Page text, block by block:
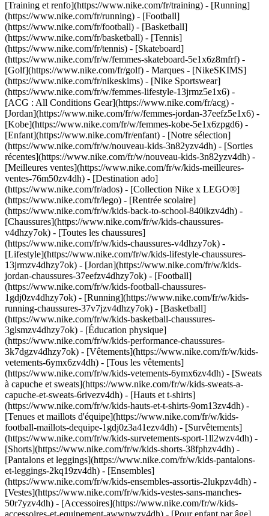
[Training et renfo](https://www.nike.com/fr/training) - [Running]
(https://www.nike.com/fr/running) - [Football]
(https://www.nike.com/fr/football) - [Basketball]
(https://www.nike.com/fr/basketball) - [Tennis]
(https://www.nike.com/fr/tennis) - [Skateboard]
(https://www.nike.com/fr/w/femmes-skateboard-5e1x6z8mfrf) -
[Golf](https://www.nike.com/fr/golf) - Marques - [NikeSKIMS]
(https://www.nike.com/fr/nikeskims) - [Nike Sportswear]
(https://www.nike.com/fr/w/femmes-lifestyle-13jrmz5e1x6) -
[ACG : All Conditions Gear](https://www.nike.com/fr/acg) -
[Jordan](https://www.nike.com/fr/w/femmes-jordan-37eefz5e1x6) -
[Kobe](https://www.nike.com/fr/w/femmes-kobe-5e1x6zpgd6) -
[Enfant](https://www.nike.com/fr/enfant) - [Notre sélection]
(https://www.nike.com/fr/w/nouveau-kids-3n82yzv4dh) - [Sorties
récentes](https://www.nike.com/fr/w/nouveau-kids-3n82yzv4dh) -
[Meilleures ventes](https://www.nike.com/fr/w/kids-meilleures-
ventes-76m50zv4dh) - [Destination ado]
(https://www.nike.com/fr/ados) - [Collection Nike x LEGO®]
(https://www.nike.com/fr/lego) - [Rentrée scolaire]
(https://www.nike.com/fr/w/kids-back-to-school-840ikzv4dh) -
[Chaussures](https://www.nike.com/fr/w/kids-chaussures-
v4dhzy7ok) - [Toutes les chaussures]
(https://www.nike.com/fr/w/kids-chaussures-v4dhzy7ok) -
[Lifestyle](https://www.nike.com/fr/w/kids-lifestyle-chaussures-
13jrmzv4dhzy7ok) - [Jordan](https://www.nike.com/fr/w/kids-
jordan-chaussures-37eefzv4dhzy7ok) - [Football]
(https://www.nike.com/fr/w/kids-football-chaussures-
1gdj0zv4dhzy7ok) - [Running](https://www.nike.com/fr/w/kids-
running-chaussures-37v7jzv4dhzy7ok) - [Basketball]
(https://www.nike.com/fr/w/kids-basketball-chaussures-
3glsmzv4dhzy7ok) - [Éducation physique]
(https://www.nike.com/fr/w/kids-performance-chaussures-
3k7dgzv4dhzy7ok) - [Vêtements](https://www.nike.com/fr/w/kids-
vetements-6ymx6zv4dh) - [Tous les vêtements]
(https://www.nike.com/fr/w/kids-vetements-6ymx6zv4dh) - [Sweats
à capuche et sweats](https://www.nike.com/fr/w/kids-sweats-a-
capuche-et-sweats-6rivezv4dh) - [Hauts et t-shirts]
(https://www.nike.com/fr/w/kids-hauts-et-t-shirts-9om13zv4dh) -
[Tenues et maillots d'équipe](https://www.nike.com/fr/w/kids-
football-maillots-dequipe-1gdj0z3a41ezv4dh) - [Survêtements]
(https://www.nike.com/fr/w/kids-survetements-sport-1ll2wzv4dh) -
[Shorts](https://www.nike.com/fr/w/kids-shorts-38fphzv4dh) -
[Pantalons et leggings](https://www.nike.com/fr/w/kids-pantalons-
et-leggings-2kq19zv4dh) - [Ensembles]
(https://www.nike.com/fr/w/kids-ensembles-assortis-2lukpzv4dh) -
[Vestes](https://www.nike.com/fr/w/kids-vestes-sans-manches-
50r7yzv4dh) - [Accessoires](https://www.nike.com/fr/w/kids-
accessoires-et-equipement-awwpwzv4dh) - [Pour enfant par âge]